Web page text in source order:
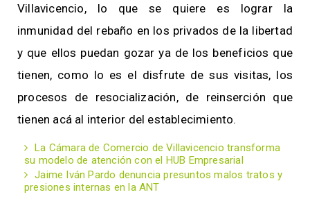
Villavicencio, lo que se quiere es lograr la
inmunidad del rebaño en los privados de la libertad
y que ellos puedan gozar ya de los beneficios que
tienen, como lo es el disfrute de sus visitas, los
procesos de resocialización, de reinserción que
tienen acá al interior del establecimiento.
La Cámara de Comercio de Villavicencio transforma
su modelo de atención con el HUB Empresarial
Jaime Iván Pardo denuncia presuntos malos tratos y
presiones internas en la ANT